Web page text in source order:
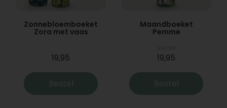
Zonnebloemboeket
Zora met vaas
19,95
Bestel
Maandboeket
Pemme
19,95
Bestel